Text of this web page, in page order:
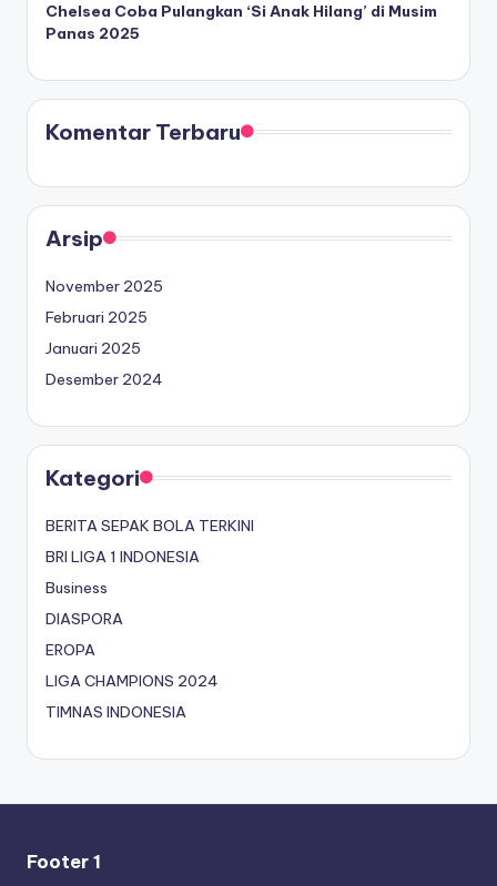
Chelsea Coba Pulangkan ‘Si Anak Hilang’ di Musim
Panas 2025
Komentar Terbaru
Arsip
November 2025
Februari 2025
Januari 2025
Desember 2024
Kategori
BERITA SEPAK BOLA TERKINI
BRI LIGA 1 INDONESIA
Business
DIASPORA
EROPA
LIGA CHAMPIONS 2024
TIMNAS INDONESIA
Footer 1